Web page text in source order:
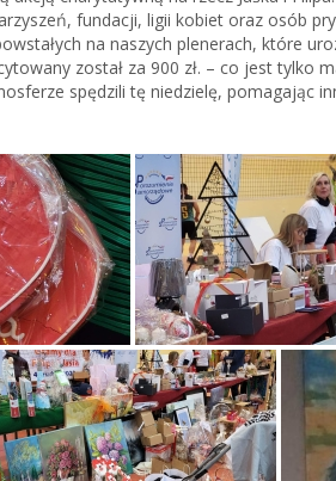
fundacji, ligii kobiet oraz osób
na naszych plenerach, które
został za 900 zł. – co jest tylko
spędzili tę niedzielę, pomagając